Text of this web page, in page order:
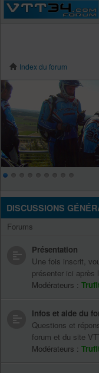
Index du forum
DISCUSSIONS
Forums
Présentation
Une fois inscrit,
présenter ici après
Modérateurs :
Infos et aide du
Questions et
forum et du site
Modérateurs :